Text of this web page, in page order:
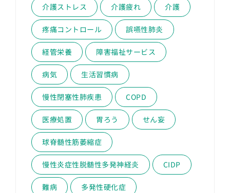
介護ストレス 介護疲れ 介護
疼痛コントロール 誤嚥性肺炎
経管栄養 障害福祉サービス
病気 生活習慣病
慢性閉塞性肺疾患 COPD
医療処置 胃ろう せん妄
球脊髄性筋萎縮症
慢性炎症性脱髄性多発神経炎 CIDP
難病 多発性硬化症